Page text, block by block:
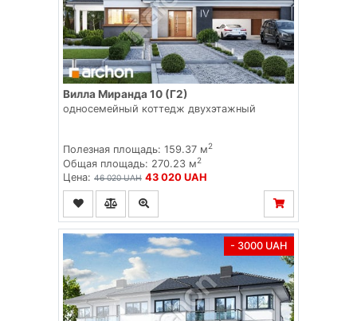
Вилла Миранда 10 (Г2)
односемейный коттедж двухэтажный
Полезная площадь: 159.37 м2
Общая площадь: 270.23 м2
Цена: 46 020 UAH 43 020 UAH
- 3000 UAH